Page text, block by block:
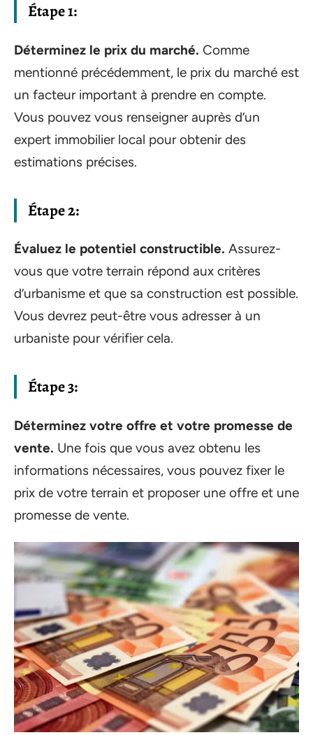
Étape 1:
Déterminez le prix du marché. Comme
mentionné précédemment, le prix du marché est
un facteur important à prendre en compte.
Vous pouvez vous renseigner auprès d’un
expert immobilier local pour obtenir des
estimations précises.
Étape 2:
Évaluez le potentiel constructible. Assurez-
vous que votre terrain répond aux critères
d’urbanisme et que sa construction est possible.
Vous devrez peut-être vous adresser à un
urbaniste pour vérifier cela.
Étape 3:
Déterminez votre offre et votre promesse de
vente. Une fois que vous avez obtenu les
informations nécessaires, vous pouvez fixer le
prix de votre terrain et proposer une offre et une
promesse de vente.